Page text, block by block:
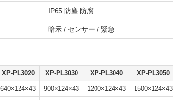
IP65 防塵 防腐
暗示 / センサー / 緊急
XP-PL3020 XP-PL3030 XP-PL3040 XP-PL3050
640×124×43 900×124×43 1200×124×43 1500×124×43